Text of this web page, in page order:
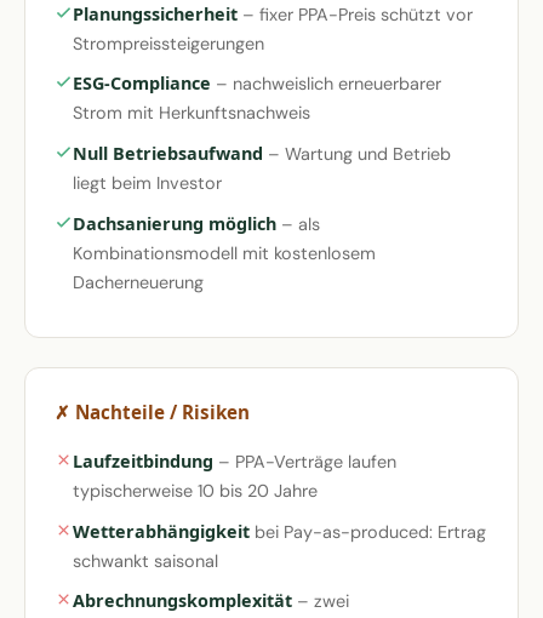
Planungssicherheit – fixer PPA-Preis schützt vor
Strompreissteigerungen
ESG-Compliance – nachweislich erneuerbarer
Strom mit Herkunftsnachweis
Null Betriebsaufwand – Wartung und Betrieb
liegt beim Investor
Dachsanierung möglich – als
Kombinationsmodell mit kostenlosem
Dacherneuerung
✗ Nachteile / Risiken
Laufzeitbindung – PPA-Verträge laufen
typischerweise 10 bis 20 Jahre
Wetterabhängigkeit bei Pay-as-produced: Ertrag
schwankt saisonal
Abrechnungskomplexität – zwei